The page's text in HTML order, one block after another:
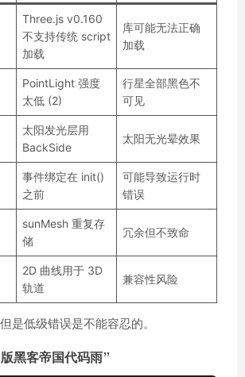
Three.js v0.160
不支持传统 script
加载
库可能无法正确
加载
PointLight 强度
太低 (2)
行星全部黑色不
可见
太阳发光层用
BackSide
太阳无光晕效果
事件绑定在 init()
之前
可能导致运行时
错误
sunMesh 重复存
储
冗余但不致命
2D 曲线用于 3D
轨道
兼容性风险
是低级错误是不能容忍的。
黑客帝国代码雨”